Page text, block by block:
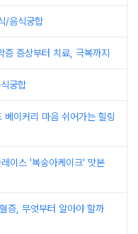
/음식궁합
증 증상부터 치료, 극복까지
궁합
이커리 마음 쉬어가는 힐링
이스 '복숭아케이크' 맛본
증, 무엇부터 알아야 할까